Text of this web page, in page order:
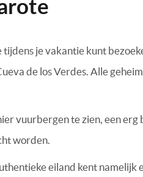
je vakantie kunt
de los Verdes. Alle
vuurbergen te zien, een erg
worden.
eiland kent namelijk